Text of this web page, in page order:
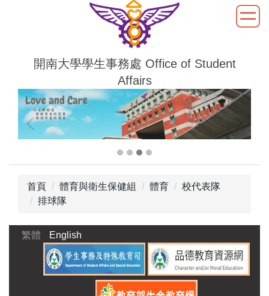
開南大學學生事務處 Office of Student
Affairs
首頁 體育與衛生保健組 體育
校代表隊
排球隊
繁體 English